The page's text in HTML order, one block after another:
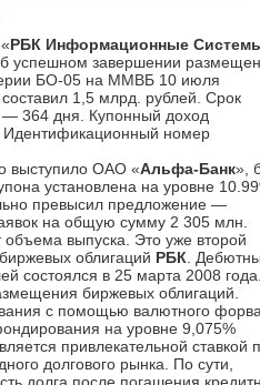
РБК Информационные
успешном завершении
БО-05 на ММВБ 10 июля
1,5 млрд. рублей. Срок
364 дня. Купонный доход
Идентификационный номер
выступило ОАО «Альфа-Банк»,
установлена на уровне
превысил предложение —
на общую сумму 2 305 млн.
объема выпуска. Это уже второй
облигаций РБК .
состоялся в 25 марта 2008
биржевых облигаций.
с помощью валютного
на уровне 9,075%
привлекательной ставкой
долгового рынка. По сути,